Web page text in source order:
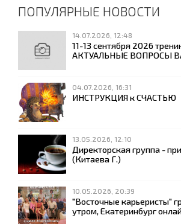
ПОПУЛЯРНЫЕ НОВОСТИ
14.07.2026, 12:48
11-13 сентября 2026
АКТУАЛЬНЫЕ ВОПРОСЫ
04.07.2026, 16:31
ИНСТРУКЦИЯ к СЧАСТЬЮ
13.05.2026, 12:10
Директорская группа -
(Китаева Г.)
10.05.2026, 20:39
"Восточные карьеристы"
утром, Екатеринбург